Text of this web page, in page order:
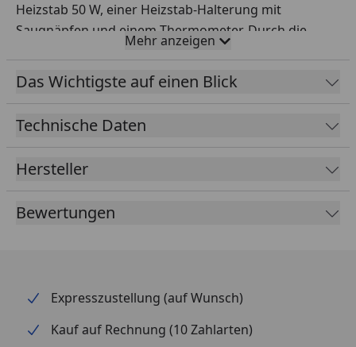
Heizstab 50 W, einer Heizstab-Halterung mit
Saugnäpfen und einem Thermometer. Durch die
hochwertige Verarbeitung ist ein Einsatz im
Dauerbetrieb problemlos möglich. Die an der
Halterung angebrachten Saugnäpfe ermöglichen
biOrb Heizstabes an der Aquarienscheibe. Inklusive
eignet sich für alle biOrb Aquarien.
Mehr anzeigen
Das Wichtigste auf einen Blick
Technische Daten
Hersteller
Bewertungen
Expresszustellung (auf Wunsch)
Kauf auf Rechnung (10 Zahlarten)